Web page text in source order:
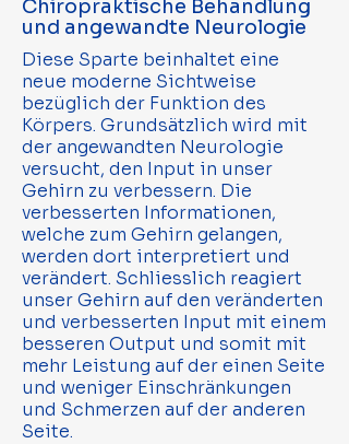
Chiropraktische Behandlung
und angewandte Neurologie
Diese Sparte beinhaltet eine
neue moderne Sichtweise
bezüglich der Funktion des
Körpers. Grundsätzlich wird mit
der angewandten Neurologie
versucht, den Input in unser
Gehirn zu verbessern. Die
verbesserten Informationen,
welche zum Gehirn gelangen,
werden dort interpretiert und
verändert. Schliesslich reagiert
unser Gehirn auf den veränderten
und verbesserten Input mit einem
besseren Output und somit mit
mehr Leistung auf der einen Seite
und weniger Einschränkungen
und Schmerzen auf der anderen
Seite.